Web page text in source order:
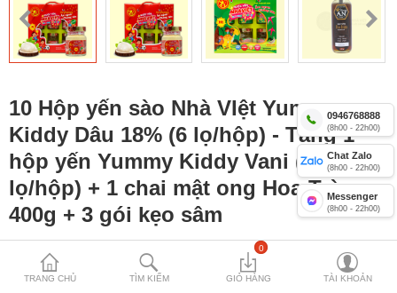
Compare
Mặt hàng yêu
thích (0)
Currency
TRANG CHỦ TÌM KIẾM
0
GIỎ HÀNG TÀI KHOẢN
10 Hộp yến sào Nhà VIệt Yummy
Kiddy Dâu 18% (6 lọ/hộp) - Tặng 1
hộp yến Yummy Kiddy Vani (6
lọ/hộp) + 1 chai mật ong Hoa Tràm
400g + 3 gói kẹo sâm
MÃ SẢN PHẨM:
0 VNĐ
0946768888
(8h00 - 22h00)
Chat Zalo
(8h00 - 22h00)
Messenger
(8h00 - 22h00)